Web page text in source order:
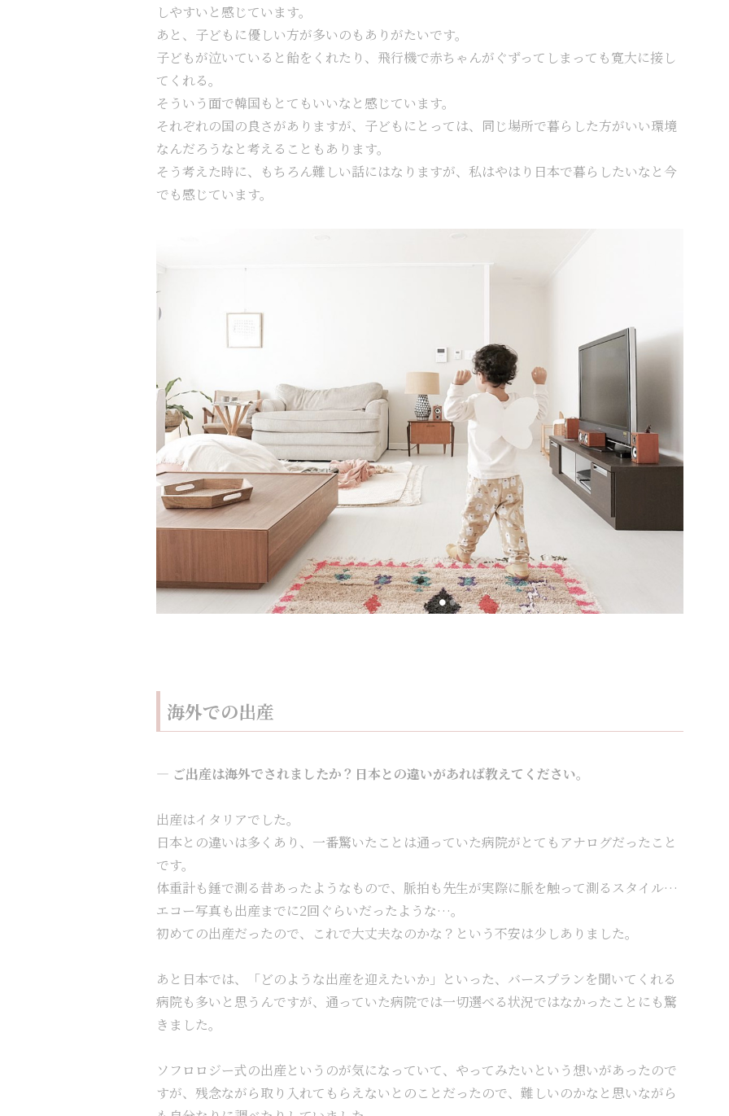
しやすいと感じています。
あと、子どもに優しい方が多いのもありがたいです。
子どもが泣いていると飴をくれたり、飛行機で赤ちゃんがぐずってしまっても寛大に接し
てくれる。
そういう面で韓国もとてもいいなと感じています。
それぞれの国の良さがありますが、子どもにとっては、同じ場所で暮らした方がいい環境
なんだろうなと考えることもあります。
そう考えた時に、もちろん難しい話にはなりますが、私はやはり日本で暮らしたいなと今
でも感じています。
海外での出産
— ご出産は海外でされましたか？日本との違いがあれば教えてください。
出産はイタリアでした。
日本との違いは多くあり、一番驚いたことは通っていた病院がとてもアナログだったこと
です。
体重計も錘で測る昔あったようなもので、脈拍も先生が実際に脈を触って測るスタイル…
エコー写真も出産までに2回ぐらいだったような…。
初めての出産だったので、これで大丈夫なのかな？という不安は少しありました。
あと日本では、「どのような出産を迎えたいか」といった、バースプランを聞いてくれる
病院も多いと思うんですが、通っていた病院では一切選べる状況ではなかったことにも驚
きました。
ソフロロジー式の出産というのが気になっていて、やってみたいという想いがあったので
すが、残念ながら取り入れてもらえないとのことだったので、難しいのかなと思いながら